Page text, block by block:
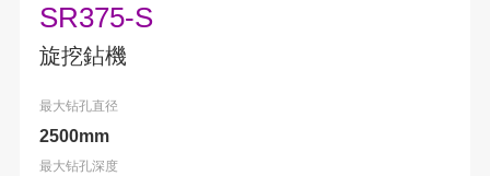
SR375-S
旋挖鉆機
最大钻孔直径
2500mm
最大钻孔深度